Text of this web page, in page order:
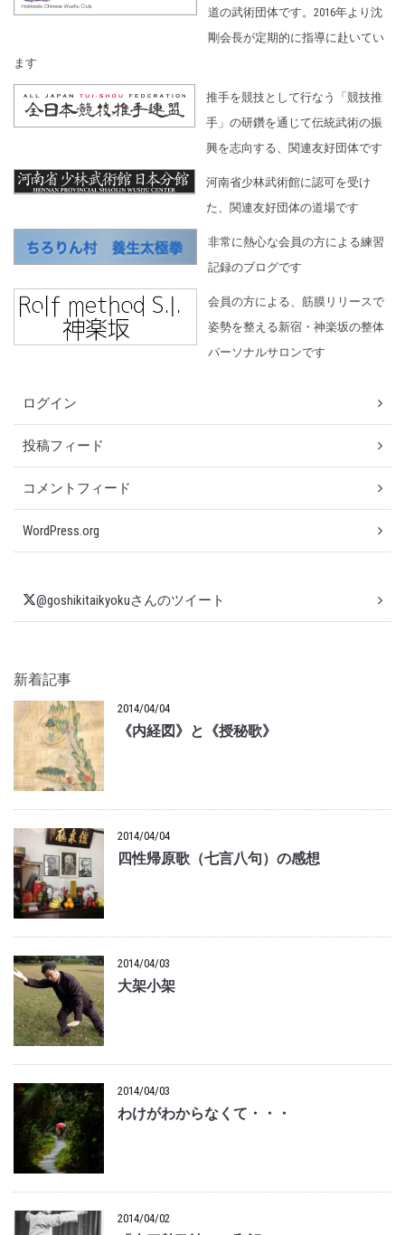
道の武術団体です。2016年より沈
剛会長が定期的に指導に赴いてい
ます
推手を競技として行なう「競技推
手」の研鑽を通じて伝統武術の振
興を志向する、関連友好団体です
河南省少林武術館に認可を受け
た、関連友好団体の道場です
非常に熱心な会員の方による練習
記録のブログです
会員の方による、筋膜リリースで
姿勢を整える新宿・神楽坂の整体
パーソナルサロンです
ログイン
投稿フィード
コメントフィード
WordPress.org
@goshikitaikyokuさんのツイート
新着記事
2014/04/04
《内経図》と《授秘歌》
2014/04/04
四性帰原歌（七言八句）の感想
2014/04/03
大架小架
2014/04/03
わけがわからなくて・・・
2014/04/02